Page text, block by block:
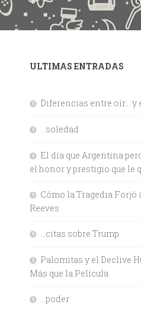
ULTIMAS ENTRADAS
Diferencias entre oír… y
…soledad
El día que Argentina
el honor y prestigio que le
Cómo la Tragedia Forjó
Reeves
…citas sobre Trump
Palomitas y el Declive
Más que la Película
…poder